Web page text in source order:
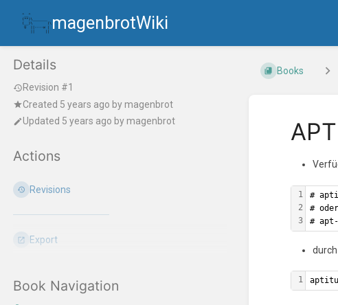
magenbrotWiki
Details
Revision #1
Created 5 years ago by magenbrot
Updated 5 years ago by magenbrot
Actions
Revisions
Export
Book Navigation
Books
1
2
3
#
#
#
1